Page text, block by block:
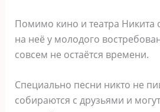
Помимо кино и театра Никита
на неё у молодого
совсем не остаётся времени.
Специально песни никто не
собираются с друзьями и